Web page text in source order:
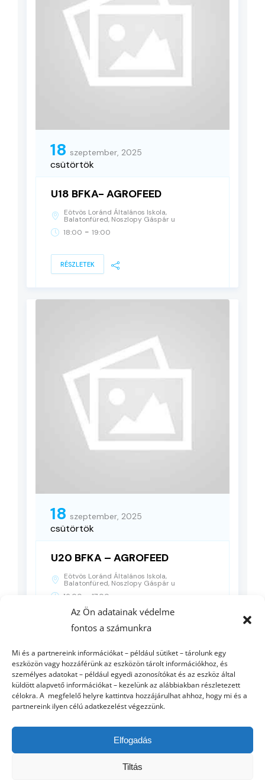
Az Ön adatainak védelme
fontos a számunkra
Mi és a partnereink információkat – például sütiket – tárolunk egy
eszközön vagy hozzáférünk az eszközön tárolt információkhoz, és
személyes adatokat – például egyedi azonosítókat és az eszköz által
küldött alapvető információkat – kezelünk az alábbiakban részletezett
célokra. A megfelelő helyre kattintva hozzájárulhat ahhoz, hogy mi és a
partnereink ilyen célú adatkezelést végezzünk.
Elfogadás
Tiltás
18 szeptember, 2025
csütörtök
U18 BFKA- AGROFEED
Eötvös Loránd Általános Iskola,
Balatonfüred, Noszlopy Gáspár u
18:00 - 19:00
RÉSZLETEK
18 szeptember, 2025
csütörtök
U20 BFKA – AGROFEED
Eötvös Loránd Általános Iskola,
Balatonfüred, Noszlopy Gáspár u
16:00
17:00
RÉSZLETEK